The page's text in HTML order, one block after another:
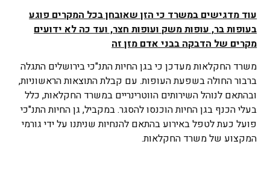
עוד מדגישים במשרד כי הזן שאובחן בכל המקרים פוגע
בעופות בר, עופות משק ועופות חצר, ועד כה לא ידועים
מקרים של הדבקה בבני אדם מזן זה
משרד החקלאות מעדכן כי בגן החיות התנ"כי בירושלים התגלה
ברבור החולה בשפעת העופות. עם קבלת התוצאות הראשוניות,
ובהתאם לנוהל השירותים הווטרינריים במשרד החקלאות, כלל
בעלי הכנף בגן החיות הוכנסו להסגר. במקביל, גן החיות התנ"כי
פועל כעת לטפל באירוע בהתאם להנחיות שניתנו על ידי גורמי
המקצוע של משרד החקלאות.